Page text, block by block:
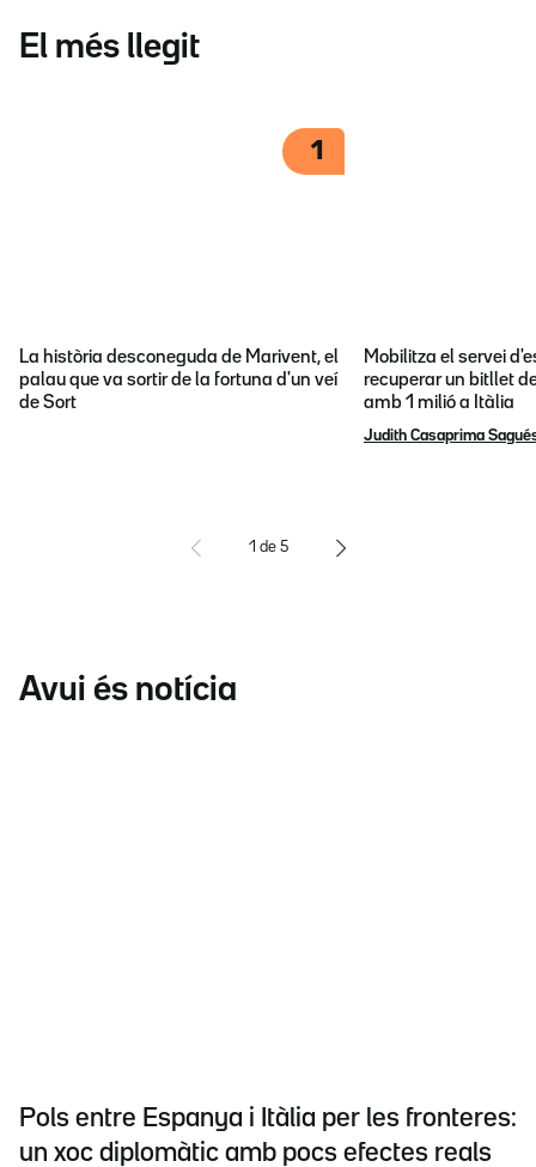
El més llegit
1
La història desconeguda de Marivent, el
palau que va sortir de la fortuna d'un veí
de Sort
Mobilitza el servei
recuperar un bitllet
amb 1 milió a Itàlia
Judith Casaprima
1 de 5
Avui és notícia
Pols entre Espanya i Itàlia per les fronteres:
un xoc diplomàtic amb pocs efectes reals